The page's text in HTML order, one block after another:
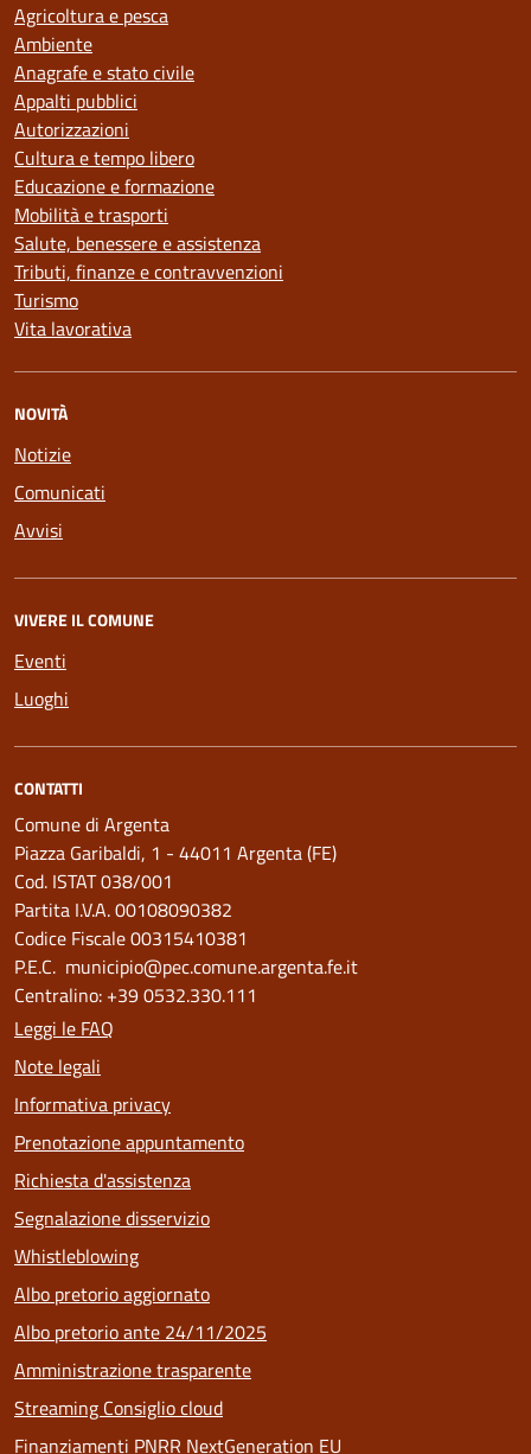
Agricoltura e pesca
Ambiente
Anagrafe e stato civile
Appalti pubblici
Autorizzazioni
Cultura e tempo libero
Educazione e formazione
Mobilità e trasporti
Salute, benessere e assistenza
Tributi, finanze e contravvenzioni
Turismo
Vita lavorativa
NOVITÀ
Notizie
Comunicati
Avvisi
VIVERE IL COMUNE
Eventi
Luoghi
CONTATTI
Comune di Argenta
Piazza Garibaldi, 1 - 44011 Argenta (FE)
Cod. ISTAT 038/001
Partita I.V.A. 00108090382
Codice Fiscale 00315410381
P.E.C. municipio@pec.comune.argenta.fe.it
Centralino: +39 0532.330.111
Leggi le FAQ
Note legali
Informativa privacy
Prenotazione appuntamento
Richiesta d'assistenza
Segnalazione disservizio
Whistleblowing
Albo pretorio aggiornato
Albo pretorio ante 24/11/2025
Amministrazione trasparente
Streaming Consiglio cloud
Finanziamenti PNRR NextGeneration EU